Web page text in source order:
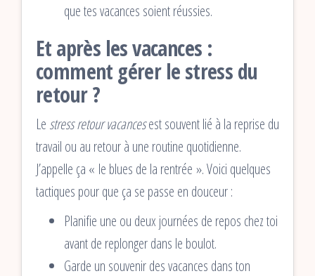
que tes vacances soient réussies.
Et après les vacances :
comment gérer le stress du
retour ?
Le stress retour vacancesest souvent lié à la reprise du
travail ou au retour à une routine quotidienne.
J’appelle ça « le blues de la rentrée ». Voici quelques
tactiques pour que ça se passe en douceur :
Planifie une ou deux journées de repos chez toi
avant de replonger dans le boulot.
Garde un souvenir des vacances dans ton